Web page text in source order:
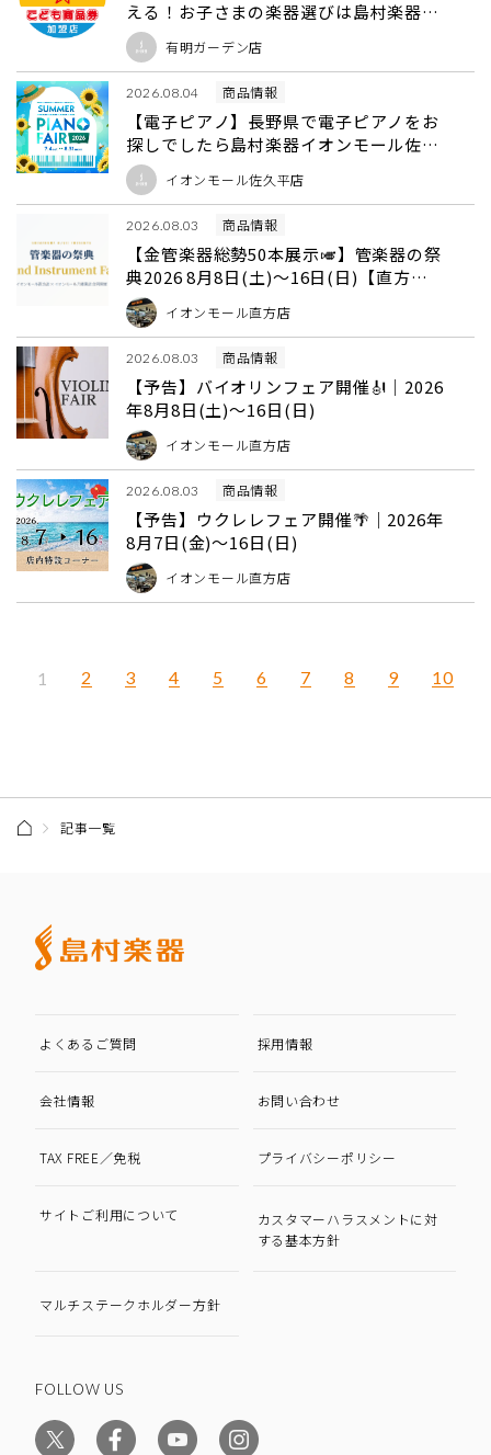
える！お子さまの楽器選びは島村楽器有
明ガーデン店へ
有明ガーデン店
2026.08.04 商品情報
【電子ピアノ】長野県で電子ピアノをお
探しでしたら島村楽器イオンモール佐久
平店におまかせください！（軽井沢／上
田市／小諸市／佐久市／東御市／安曇野
イオンモール佐久平店
2026.08.03 商品情報
【金管楽器総勢50本展示🎺】管楽器の祭
典2026 8月8日(土)～16日(日)【直方×
八幡東店 合同開催】
イオンモール直方店
2026.08.03 商品情報
【予告】バイオリンフェア開催🎻｜2026
年8月8日(土)～16日(日)
イオンモール直方店
2026.08.03 商品情報
【予告】ウクレレフェア開催🌴｜2026年
8月7日(金)～16日(日)
イオンモール直方店
記事一覧
よくあるご質問 採用情報
会社情報 お問い合わせ
TAX FREE／免税 プライバシーポリシー
サイトご利用について
カスタマーハラスメントに対
する基本方針
マルチステークホルダー方針
FOLLOW US